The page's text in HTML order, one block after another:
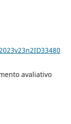
avaliativo